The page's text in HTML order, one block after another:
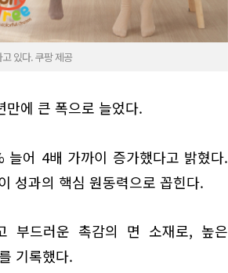
있다. 쿠팡 제공
에 큰 폭으로 늘었다.
어 4배 가까이 증가했다고 밝혔다.
성과의 핵심 원동력으로 꼽힌다.
부드러운 촉감의 면 소재로, 높은
기록했다.